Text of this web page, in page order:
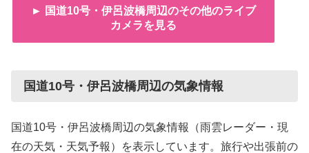
► 国道10号・伊呂波橋周辺のその他のライブ
カメラを見る
国道10号・伊呂波橋周辺の気象情報
国道10号・伊呂波橋周辺の気象情報（雨雲レーダー・現
在の天気・天気予報）を表示しています。旅行や出張前の